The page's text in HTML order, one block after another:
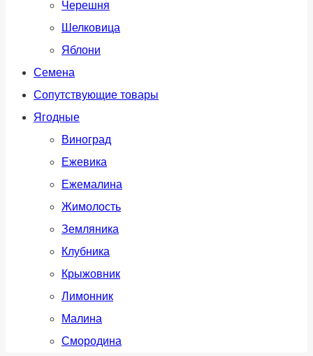
Черешня
Шелковица
Яблони
Семена
Сопутствующие товары
Ягодные
Виноград
Ежевика
Ежемалина
Жимолость
Земляника
Клубника
Крыжовник
Лимонник
Малина
Смородина